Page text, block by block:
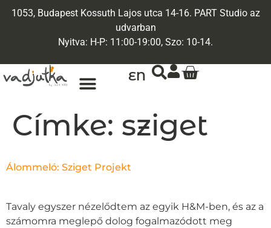
1053, Budapest Kossuth Lajos utca 14-16. PART Studio az
udvarban
Nyitva: H-P: 11:00-19:00, Szo: 10-14.
EN
Címke: sziget
Álommeló: Sziget Projekt
Tavaly egyszer nézelődtem az egyik H&M-ben, és az a
számomra meglepő dolog fogalmazódott meg